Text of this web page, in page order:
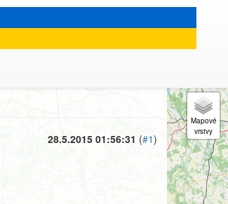
28.5.2015 01:56:31 (#1)